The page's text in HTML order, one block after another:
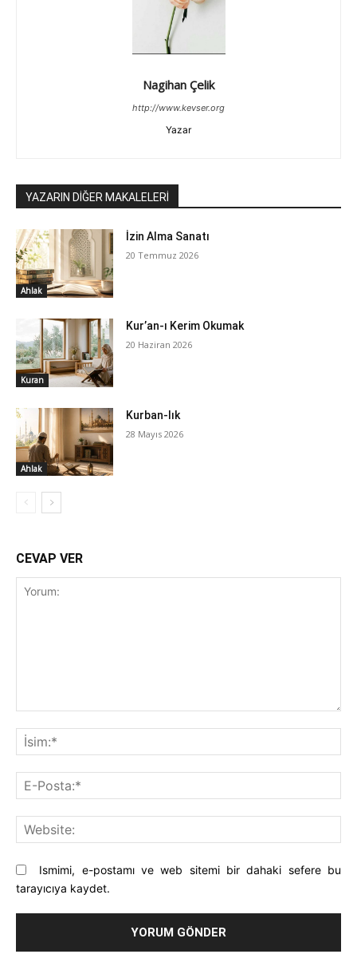
Nagihan Çelik
http://www.kevser.org
Yazar
YAZARIN DİĞER MAKALELERİ
Ahlak
İzin Alma Sanatı
20 Temmuz 2026
Kuran
Kur’an-ı Kerim Okumak
20 Haziran 2026
Ahlak
Kurban-lık
28 Mayıs 2026
CEVAP VER
Ismimi, e-postamı ve web sitemi bir dahaki sefere bu
tarayıcıya kaydet.